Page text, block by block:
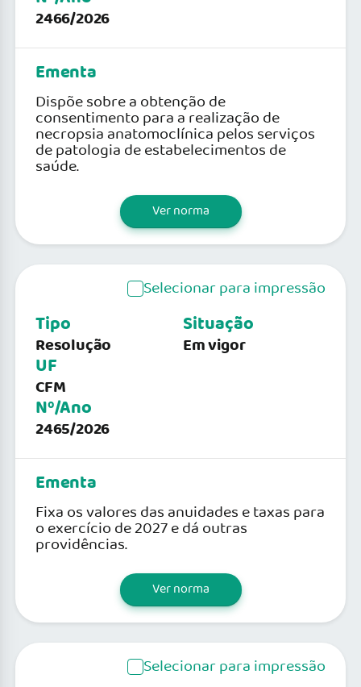
2466/2026
Ementa
Dispõe sobre a obtenção de
consentimento para a realização de
necropsia anatomoclínica pelos serviços
de patologia de estabelecimentos de
saúde.
Ver norma
Selecionar para impressão
Tipo
Resolução
UF
CFM
Nº/Ano
2465/2026
Situação
Em vigor
Ementa
Fixa os valores das anuidades e taxas para
o exercício de 2027 e dá outras
providências.
Ver norma
Selecionar para impressão